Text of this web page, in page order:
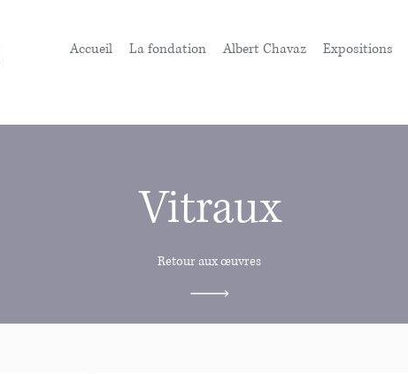
Accueil La fondation Albert Chavaz Expositions
Vitraux
Retour aux œuvres